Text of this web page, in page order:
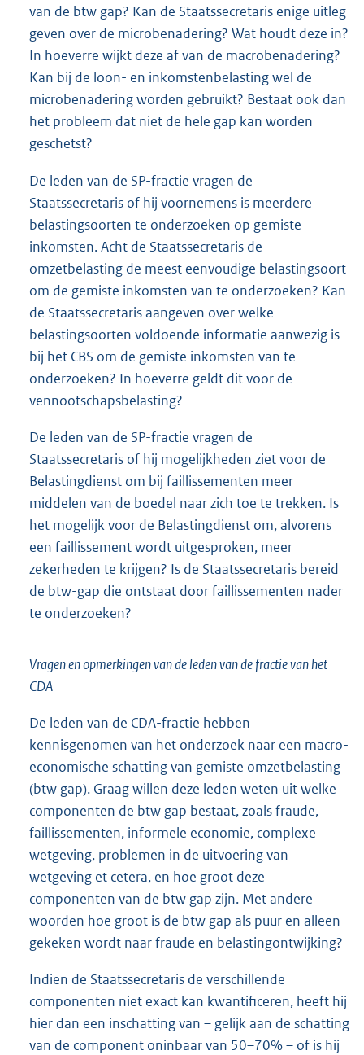
van de btw gap? Kan de Staatssecretaris enige uitleg
geven over de microbenadering? Wat houdt deze in?
In hoeverre wijkt deze af van de macrobenadering?
Kan bij de loon- en inkomstenbelasting wel de
microbenadering worden gebruikt? Bestaat ook dan
het probleem dat niet de hele gap kan worden
geschetst?
De leden van de SP-fractie vragen de
Staatssecretaris of hij voornemens is meerdere
belastingsoorten te onderzoeken op gemiste
inkomsten. Acht de Staatssecretaris de
omzetbelasting de meest eenvoudige belastingsoort
om de gemiste inkomsten van te onderzoeken? Kan
de Staatssecretaris aangeven over welke
belastingsoorten voldoende informatie aanwezig is
bij het CBS om de gemiste inkomsten van te
onderzoeken? In hoeverre geldt dit voor de
vennootschapsbelasting?
De leden van de SP-fractie vragen de
Staatssecretaris of hij mogelijkheden ziet voor de
Belastingdienst om bij faillissementen meer
middelen van de boedel naar zich toe te trekken. Is
het mogelijk voor de Belastingdienst om, alvorens
een faillissement wordt uitgesproken, meer
zekerheden te krijgen? Is de Staatssecretaris bereid
de btw-gap die ontstaat door faillissementen nader
te onderzoeken?
Vragen en opmerkingen van de leden van de fractie van het
CDA
De leden van de CDA-fractie hebben
kennisgenomen van het onderzoek naar een macro-
economische schatting van gemiste omzetbelasting
(btw gap). Graag willen deze leden weten uit welke
componenten de btw gap bestaat, zoals fraude,
faillissementen, informele economie, complexe
wetgeving, problemen in de uitvoering van
wetgeving et cetera, en hoe groot deze
componenten van de btw gap zijn. Met andere
woorden hoe groot is de btw gap als puur en alleen
gekeken wordt naar fraude en belastingontwijking?
Indien de Staatssecretaris de verschillende
componenten niet exact kan kwantificeren, heeft hij
hier dan een inschatting van – gelijk aan de schatting
van de component oninbaar van 50–70% – of is hij